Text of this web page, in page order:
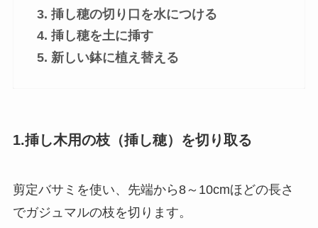
挿し穂の切り口を水につける
挿し穂を土に挿す
新しい鉢に植え替える
1.挿し木用の枝（挿し穂）を切り取る
剪定バサミを使い、先端から8～10cmほどの長さ
でガジュマルの枝を切ります。